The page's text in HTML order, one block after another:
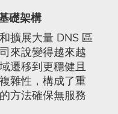
礎架構
擴展大量 DNS 區
來說變得越來越
遷移到更穩健且
雜性，構成了重
方法確保無服務